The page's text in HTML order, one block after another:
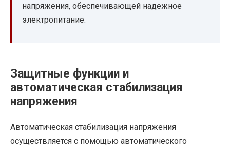
напряжения, обеспечивающей надежное
электропитание.
Защитные функции и
автоматическая стабилизация
напряжения
Автоматическая стабилизация напряжения
осуществляется с помощью автоматического